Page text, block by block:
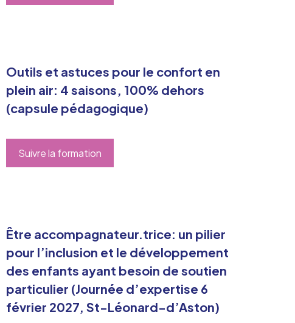
Outils et astuces pour le confort en
plein air: 4 saisons, 100% dehors
(capsule pédagogique)
Suivre la formation
Être accompagnateur.trice: un pilier
pour l’inclusion et le développement
des enfants ayant besoin de soutien
particulier (Journée d’expertise 6
février 2027, St-Léonard-d’Aston)